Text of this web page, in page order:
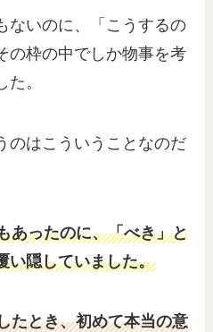
ないのに、「こうするの
の枠の中でしか物事を考
。
のはこういうことなのだ
あったのに、「べき」と
い隠していました。
たとき、初めて本当の意